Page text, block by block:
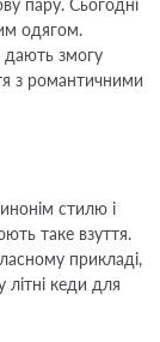
пару. Сьогодні
одягом.
дають змогу
з романтичними
стилю і
таке взуття.
прикладі,
кеди для